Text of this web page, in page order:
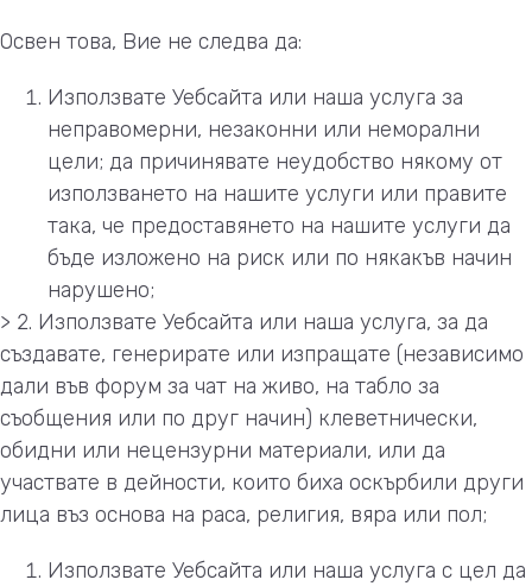
Освен това, Вие не следва да:
Използвате Уебсайта или наша услуга за
неправомерни, незаконни или неморални
цели; да причинявате неудобство някому от
използването на нашите услуги или правите
така, че предоставянето на нашите услуги да
бъде изложено на риск или по някакъв начин
нарушено;
> 2. Използвате Уебсайта или наша услуга, за да
създавате, генерирате или изпращате (независимо
дали във форум за чат на живо, на табло за
съобщения или по друг начин) клеветнически,
обидни или нецензурни материали, или да
участвате в дейности, които биха оскърбили други
лица въз основа на раса, религия, вяра или пол;
Използвате Уебсайта или наша услуга с цел да